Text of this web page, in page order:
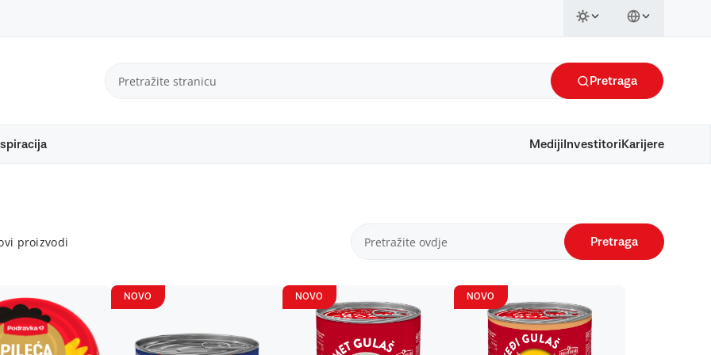
Pretraga
Mediji Investitori Karijere
proizvodi Pretraga
NOVO NOVO NOVO